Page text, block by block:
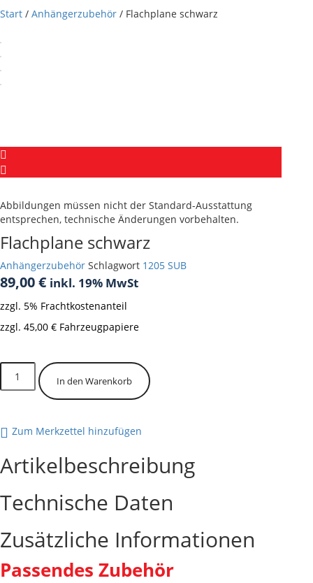
Start / Anhängerzubehör / Flachplane schwarz
Abbildungen müssen nicht der Standard-Ausstattung
entsprechen, technische Änderungen vorbehalten.
Flachplane schwarz
Anhängerzubehör Schlagwort 1205 SUB
89,00€ inkl. 19% MwSt
zzgl. 5% Frachtkostenanteil
zzgl. 45,00 € Fahrzeugpapiere
Flachplane
schwarz
In den Warenkorb
Zum Merkzettel hinzufügen
Artikelbeschreibung
Technische Daten
Zusätzliche Informationen
Passendes Zubehör